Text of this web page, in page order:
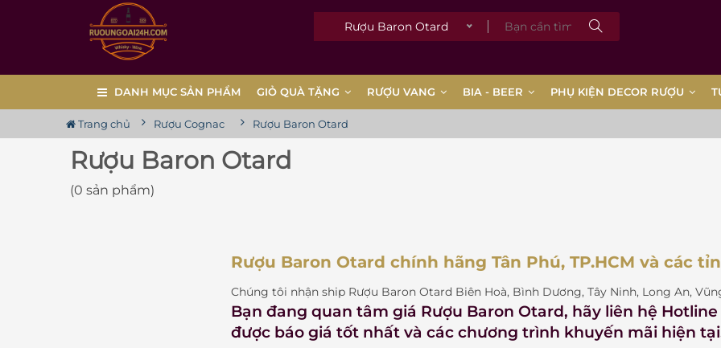
Rượu Baron Otard
DANH MỤC SẢN PHẨM GIỎ QUÀ TẶNG RƯỢU VANG BIA - BEER PHỤ KIỆN DECOR RƯỢU
Trang chủ Rượu Cognac Rượu Baron Otard
Rượu Baron Otard
(0 sản phẩm)
Rượu Baron Otard chính hãng Tân Phú, TP.HCM và các
Chúng tôi nhận ship Rượu Baron Otard Biên Hoà, Bình Dương, Tây Ninh, Long An,
Bạn đang quan tâm giá Rượu Baron Otard, hãy liên hệ Hotline
được báo giá tốt nhất và các chương trình khuyến mãi hiện